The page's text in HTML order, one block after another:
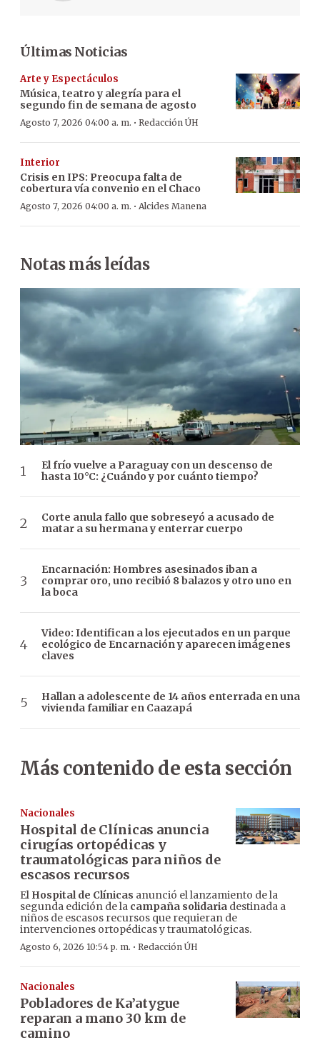
Últimas Noticias
Arte y Espectáculos
Música, teatro y alegría para el
segundo fin de semana de agosto
Agosto 7, 2026 04:00 a. m. · Redacción ÚH
Interior
Crisis en IPS: Preocupa falta de
cobertura vía convenio en el Chaco
Agosto 7, 2026 04:00 a. m. · Alcides Manena
Notas más leídas
El frío vuelve a Paraguay con un descenso de
hasta 10°C: ¿Cuándo y por cuánto tiempo?
Corte anula fallo que sobreseyó a acusado de
matar a su hermana y enterrar cuerpo
Encarnación: Hombres asesinados iban a
comprar oro, uno recibió 8 balazos y otro uno en
la boca
Video: Identifican a los ejecutados en un parque
ecológico de Encarnación y aparecen imágenes
claves
Hallan a adolescente de 14 años enterrada en una
vivienda familiar en Caazapá
Más contenido de esta sección
Nacionales
Hospital de Clínicas anuncia
cirugías ortopédicas y
traumatológicas para niños de
escasos recursos
El Hospital de Clínicas anunció el lanzamiento de la
segunda edición de la campaña solidaria destinada a
niños de escasos recursos que requieran de
intervenciones ortopédicas y traumatológicas.
Agosto 6, 2026 10:54 p. m. · Redacción ÚH
Nacionales
Pobladores de Ka’atygue
reparan a mano 30 km de
camino